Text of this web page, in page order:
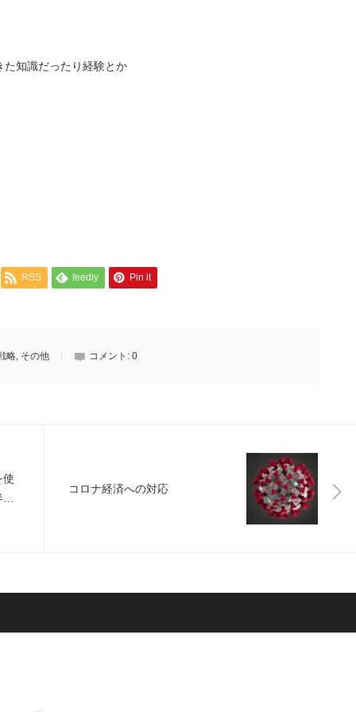
知識だったり経験とか
RSS feedly Pin it
略, その他 コメント: 0
使
コロナ経済への対応